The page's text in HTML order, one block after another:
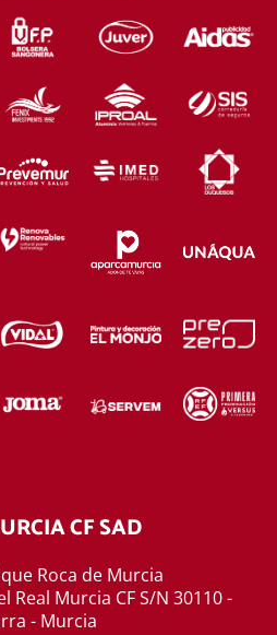
CF SAD
Roca de Murcia
Real Murcia CF S/N 30110 -
- Murcia